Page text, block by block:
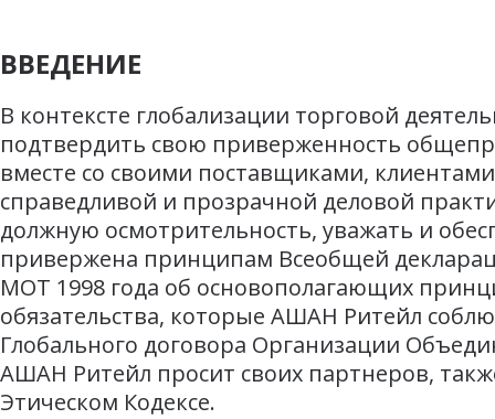
ВВЕДЕНИЕ
В контексте глобализации торговой
подтвердить свою приверженность
вместе со своими поставщиками,
справедливой и прозрачной деловой
должную осмотрительность, уважать и
привержена принципам Всеобщей
МОТ 1998 года об основополагающих
обязательства, которые АШАН Ритейл
Глобального договора Организации
АШАН Ритейл просит своих партнеров,
Этическом Кодексе.